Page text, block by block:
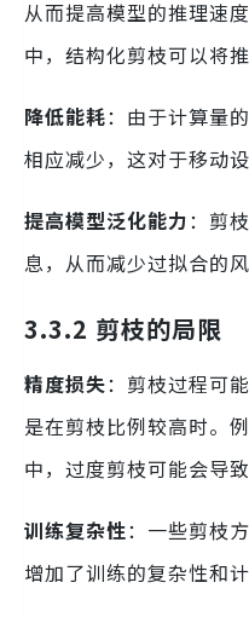
从而提高模型的推理速
中，结构化剪枝可以将
降低能耗：由于计算量
相应减少，这对于移动
提高模型泛化能力：剪
息，从而减少过拟合的
3.3.2 剪枝的局限
精度损失：剪枝过程可
是在剪枝比例较高时。
中，过度剪枝可能会导
训练复杂性：一些剪枝
增加了训练的复杂性和